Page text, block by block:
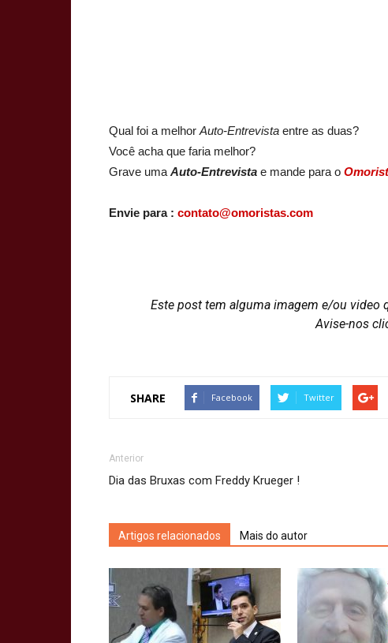
Qual foi a melhor Auto-Entrevista entre as duas?
Você acha que faria melhor?
Grave uma Auto-Entrevista e mande para o
Envie para : contato@omoristas.com
Este post tem alguma imagem e/ou video
Avise-nos
SHARE Facebook Twitter
Anterior
Dia das Bruxas com Freddy Krueger !
Artigos relacionados Mais do autor